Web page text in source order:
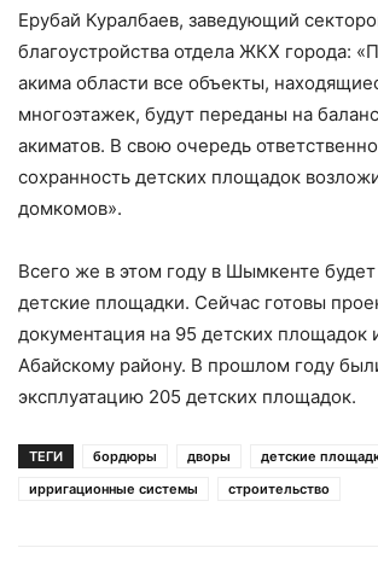
Ерубай Куралбаев, заведующий
благоустройства отдела ЖКХ города:
акима области все объекты,
многоэтажек, будут переданы на
акиматов. В свою очередь
сохранность детских площадок
домкомов».
Всего же в этом году в Шымкенте
детские площадки. Сейчас готовы
документация на 95 детских площадок
Абайскому району. В прошлом году
эксплуатацию 205 детских площадок.
ТЕГИ бордюры дворы
детские
ирригационные системы
строительство